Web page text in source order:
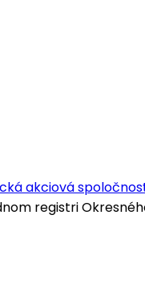
akciová
registri